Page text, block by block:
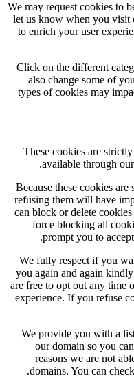
We may
let us know
to enrich
Click on
also
types of
These
Because
refusing
can block or
force
We fully
you again
are free to
experience.
We
our